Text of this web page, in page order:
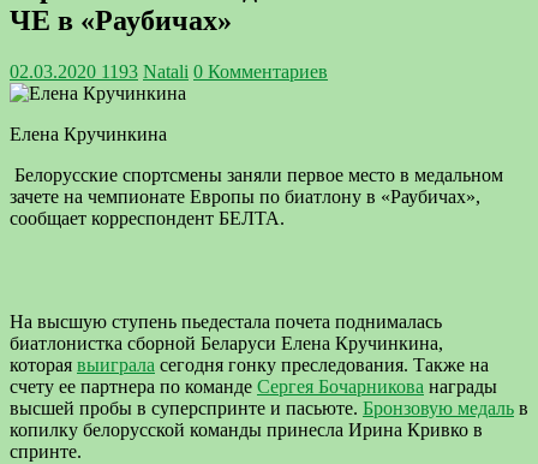
ЧЕ в «Раубичах»
02.03.2020 1193 Natali 0 Комментариев
Елена Кручинкина
Белорусские спортсмены заняли первое место в медальном
зачете на чемпионате Европы по биатлону в «Раубичах»,
сообщает корреспондент БЕЛТА.
На высшую ступень пьедестала почета поднималась
биатлонистка сборной Беларуси Елена Кручинкина,
которая выиграла сегодня гонку преследования. Также на
счету ее партнера по команде Сергея Бочарникова награды
высшей пробы в суперспринте и пасьюте. Бронзовую медаль в
копилку белорусской команды принесла Ирина Кривко в
спринте.